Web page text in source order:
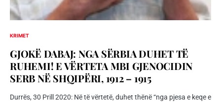
KRIMET
GJOKË DABAJ: NGA SËRBIA DUHET TË
RUHEMI! E VËRTETA MBI GJENOCIDIN
SERB NË SHQIPËRI, 1912 – 1915
Durrës, 30 Prill 2020: Në të vërtetë, duhet thënë “nga pjesa e keqe e